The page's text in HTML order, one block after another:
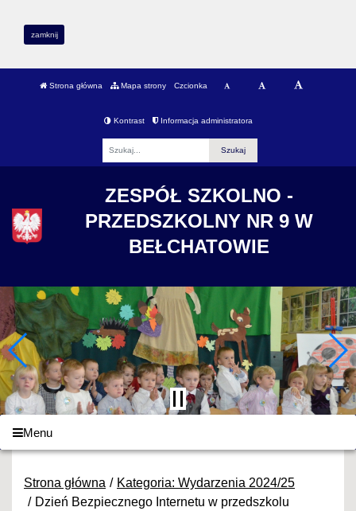
zamknij
Strona główna Mapa strony Czcionka
Kontrast Informacja administratora
ZESPÓŁ SZKOLNO -
PRZEDSZKOLNY NR 9 W
BEŁCHATOWIE
Menu
Strona główna
Kategoria: Wydarzenia 2024/25
Dzień Bezpiecznego Internetu w przedszkolu